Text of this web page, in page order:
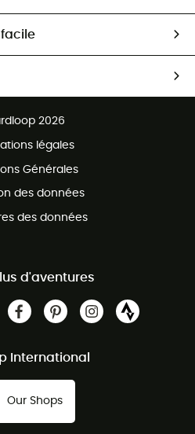
2026
légales
Générales
des données
des données
d'aventures
International
Our Shops